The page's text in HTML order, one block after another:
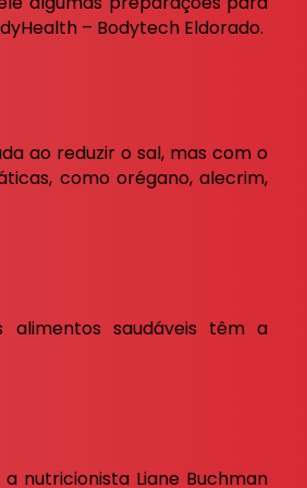
– Bodytech Eldorado.
ao reduzir o sal, mas com o
como orégano, alecrim,
alimentos saudáveis têm a
nutricionista Liane Buchman